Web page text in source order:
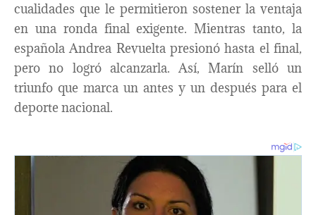
cualidades que le permitieron sostener la ventaja
en una ronda final exigente. Mientras tanto, la
española Andrea Revuelta presionó hasta el final,
pero no logró alcanzarla. Así, Marín selló un
triunfo que marca un antes y un después para el
deporte nacional.